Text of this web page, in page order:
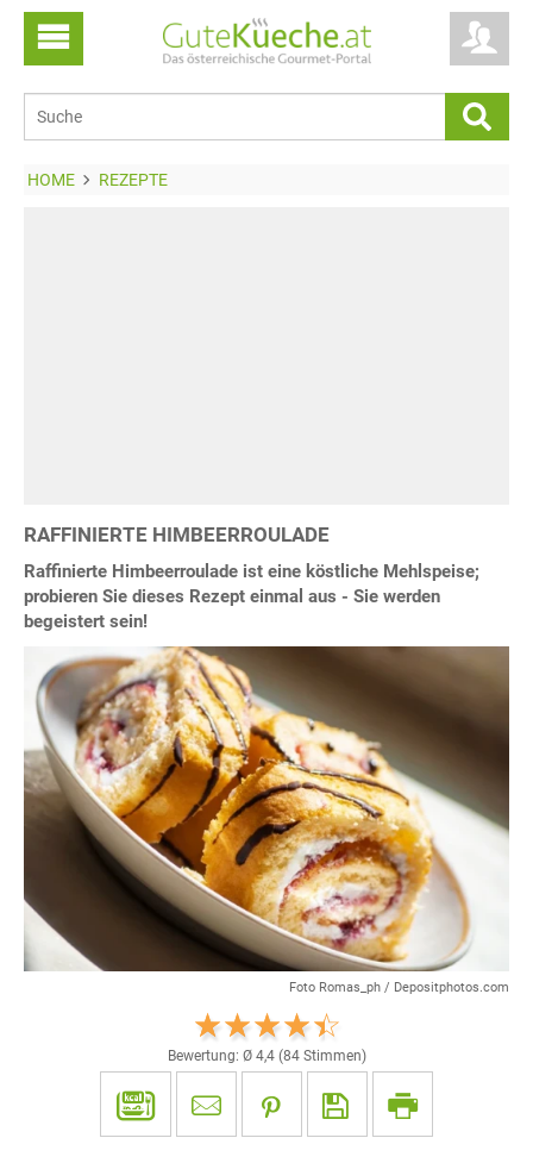
HOME REZEPTE
RAFFINIERTE HIMBEERROULADE
Raffinierte Himbeerroulade ist eine köstliche Mehlspeise;
probieren Sie dieses Rezept einmal aus - Sie werden
begeistert sein!
Foto Romas_ph / Depositphotos.com
Bewertung: Ø 4,4(84Stimmen)